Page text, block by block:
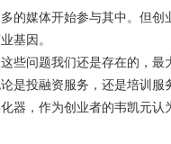
媒体开始参与其中。但创
基因。
问题我们还是存在的，最
是投融资服务，还是培训服
，作为创业者的韦凯元认